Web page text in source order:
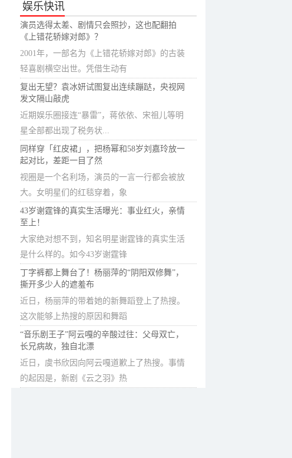
娱乐快讯
演员选得太差、剧情只会照抄，这也配翻拍
《上错花轿嫁对郎》？
2001年，一部名为《上错花轿嫁对郎》的古装
轻喜剧横空出世。凭借生动有
复出无望？袁冰妍试图复出连续蹦跶，央视网
发文隔山敲虎
近期娱乐圈接连“暴雷”，蒋依依、宋祖儿等明
星全部都出现了税务状...
同样穿「红皮裙」，把杨幂和58岁刘嘉玲放一
起对比，差距一目了然
视圈是一个名利场，演员的一言一行都会被放
大。女明星们的红毯穿着，象
43岁谢霆锋的真实生活曝光：事业红火，亲情
至上！
大家绝对想不到，知名明星谢霆锋的真实生活
是什么样的。如今43岁谢霆锋
丁字裤都上舞台了！杨丽萍的“阴阳双修舞”，
撕开多少人的遮羞布
近日，杨丽萍的带着她的新舞蹈登上了热搜。
这次能够上热搜的原因和舞蹈
“音乐剧王子”阿云嘎的辛酸过往：父母双亡，
长兄病故，独自北漂
近日，虞书欣因向阿云嘎道歉上了热搜。事情
的起因是，新剧《云之羽》热